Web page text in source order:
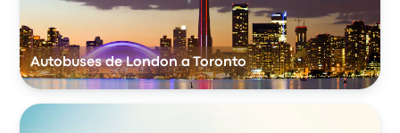
Autobuses de London a Toronto